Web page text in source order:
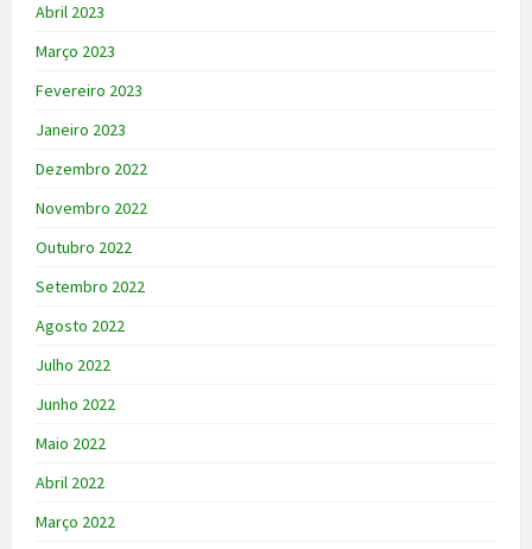
Abril 2023
Março 2023
Fevereiro 2023
Janeiro 2023
Dezembro 2022
Novembro 2022
Outubro 2022
Setembro 2022
Agosto 2022
Julho 2022
Junho 2022
Maio 2022
Abril 2022
Março 2022